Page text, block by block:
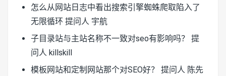
怎么从网站日志中看出搜索引擎蜘蛛爬取陷入了
无限循环 提问人 宇航
子目录站与主站名称不一致对seo有影响吗？
提
问人 killskill
模板网站和定制网站那个对SEO好？
提问人 陈先